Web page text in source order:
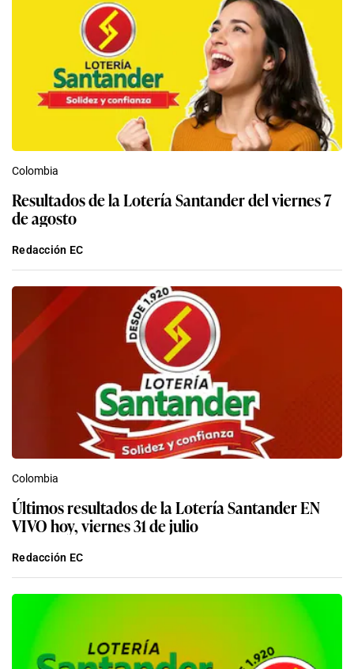
Colombia
Resultados de la Lotería Santander del viernes 7
de agosto
Redacción EC
Colombia
Últimos resultados de la Lotería Santander EN
VIVO hoy, viernes 31 de julio
Redacción EC